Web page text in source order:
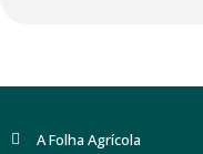
A Folha Agrícola